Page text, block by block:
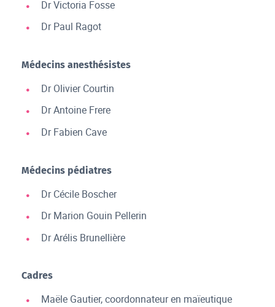
Dr Victoria Fosse
Dr Paul Ragot
Médecins anesthésistes
Dr Olivier Courtin
Dr Antoine Frere
Dr Fabien Cave
Médecins pédiatres
Dr Cécile Boscher
Dr Marion Gouin Pellerin
Dr Arélis Brunellière
Cadres
Maële Gautier, coordonnateur en maïeutique